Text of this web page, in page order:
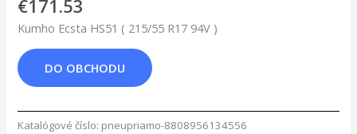
€171.53
Kumho Ecsta HS51 ( 215/55 R17 94V )
DO OBCHODU
Katalógové číslo: pneupriamo-8808956134556